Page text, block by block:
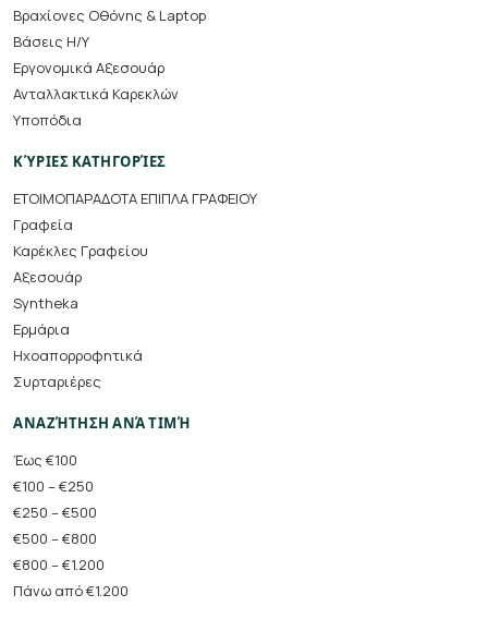
Βραχίονες Οθόνης & Laptop
Βάσεις Η/Υ
Εργονομικά Αξεσουάρ
Ανταλλακτικά Καρεκλών
Υποπόδια
ΚΎΡΙΕΣ ΚΑΤΗΓΟΡΊΕΣ
ΕΤΟΙΜΟΠΑΡΑΔΟΤΑ ΕΠΙΠΛΑ ΓΡΑΦΕΙΟΥ
Γραφεία
Καρέκλες Γραφείου
Αξεσουάρ
Syntheka
Ερμάρια
Ηχοαπορροφητικά
Συρταριέρες
ΑΝΑΖΉΤΗΣΗ ΑΝΆ ΤΙΜΉ
Έως €100
€100 – €250
€250 – €500
€500 – €800
€800 – €1.200
Πάνω από €1.200